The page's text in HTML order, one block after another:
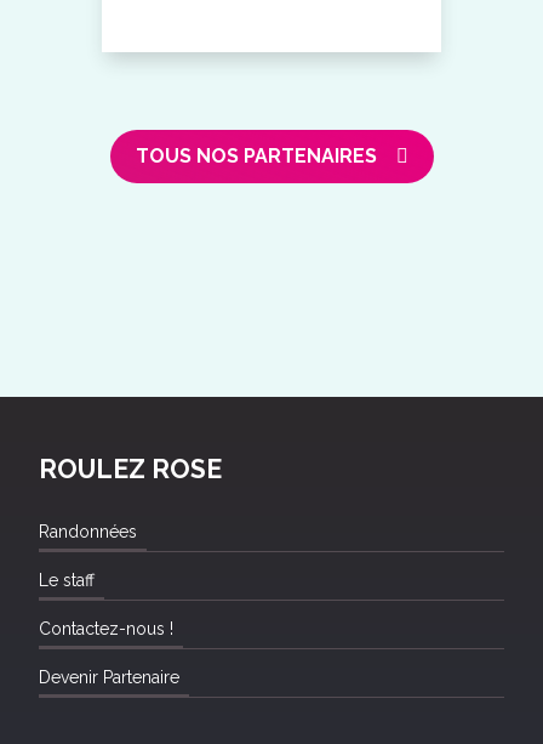
TOUS NOS PARTENAIRES
ROULEZ ROSE
Randonnées
Le staff
Contactez-nous !
Devenir Partenaire